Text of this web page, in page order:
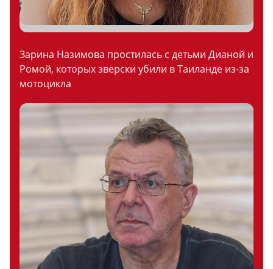
Зарина Назимова простилась с детьми Дианой и
Ромой, которых зверски убили в Таиланде из-за
мотоцикла